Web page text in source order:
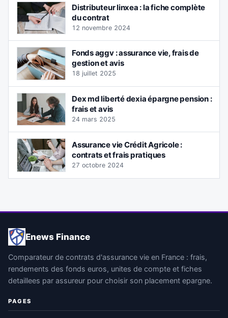
Distributeur linxea : la fiche complète
du contrat
12 novembre 2024
Fonds aggv : assurance vie, frais de
gestion et avis
18 juillet 2025
Dex md liberté dexia épargne pension :
frais et avis
24 mars 2025
Assurance vie Crédit Agricole :
contrats et frais pratiques
27 octobre 2024
Enews Finance
Comparateur de contrats d'assurance vie en France : frais,
rendements des fonds euros, unites de compte et fiches
detaillees par assureur pour choisir son placement epargne.
PAGES